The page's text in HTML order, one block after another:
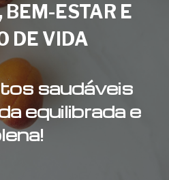
BEM-ESTAR E
DE VIDA
saudáveis
equilibrada e